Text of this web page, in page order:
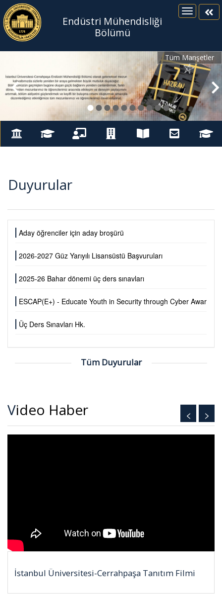
Endüstri Mühendisliği
Bölümü
Tüm Manşetler
●●●●●●●●●●
Duyurular
Aday öğrenciler için aday broşürü
2026-2027 Güz Yarıyılı Lisansüstü Başvuruları
2025-26 Bahar dönemi üç ders sınavları
ESCAP(E+) - Educate Youth in Security through Cyber
Üç Ders Sınavları Hk.
Tüm Duyurular
Video Haber >
<
İstanbul Üniversitesi-Cerrahpaşa Tanıtım Filmi